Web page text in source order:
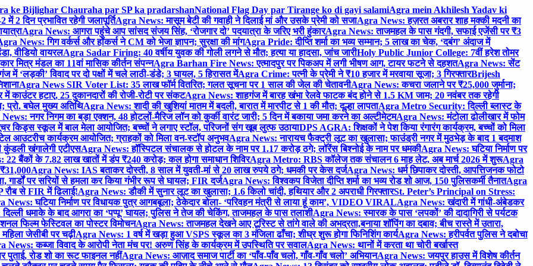
ke Bijlighar Chauraha par SP ka pradarshanNational Flag Day par Tirange ko di gayi salamiAgra mein Akhilesh Yadav ki
2 दिन प्रभावित रहेगी जलापूर्तिAgra News: मासूम बेटी की गवाही ने दिलाई मां और उसके प्रेमी को सजाAgra News: हज़रत अबरार शाह मक्की मदनी का
Agra News: आगरा पहुंचे आप सांसद संजय सिंह, ‘रोजगार दो’ पदयात्रा के जरिए भरी हुंकारAgra News: ताजमहल के पास गंदगी, सफाई एजेंसी पर ₹3
News: गिग वर्कर्स और हॉकर्स ने CM को भेजा ज्ञापन; सुरक्षा की मांगAgra Pride: दीप्ति शर्मा का भव्य सम्मान; 5 लाख का चेक, ‘दबंग’ अंदाज में
वीडियो वायरलAgra Sadar Firing: 40 वर्षीय युवक की गोली लगने से मौत; हत्या या हादसा, जांच जारीHoly Public Junior College: 7वीं हरेश तोमर
मित्र मंडल का 11वां मासिक कीर्तन संपन्नAgra Barhan Fire News: एत्मादपुर पर पिकअप में लगी भीषण आग, टायर फटने से दहशतAgra News: सेंट
‘लड़की’ विवाद पर दो पक्षों में चले लाठी-डंडे; 3 घायल, 5 हिरासत मेंAgra Crime: पत्नी के प्रेमी ने ₹10 हजार में मरवाया सूजा; 3 गिरफ्तारBrijesh
Agra News SIR Voter List: 35 लाख फॉर्म वितरित; गलत सूचना पर 1 साल की जेल की चेतावनीAgra News: कचरा जलाने पर ₹25,000 जुर्माना;
हटाए, 25 दुकानदारों की रोजी-रोटी पर संकटAgra News: शाहगंज में बारह खंभा रेलवे फाटक बंद होने से 1.5 KM जाम; 20 नवंबर तक रहेगी
प्रो. बघेल मुख्य अतिथिAgra News: शादी की खुशियां मातम में बदली, बारात में मारपीट से 1 की मौत; दूल्हा लापताAgra Metro Security: दिल्ली ब्लास्ट के
नगर निगम का बड़ा एक्शन, 48 होटलों-मैरिज लॉन को कुर्की वारंट जारी; 5 दिन में बकाया जमा करने का अल्टीमेटमAgra News: मंटोला ढोलीखार में फोम
किड्स स्कूल में बाल मेला आयोजित; बच्चों ने लगाए स्टॉल, परिजनों संग खूब लुत्फ उठायाDPS AGRA: शिक्षकों ने पेश किया रंगारंग कार्यक्रम, बच्चों को मिला
आउटरीच कार्यक्रम आयोजित; ग्राहकों को मिला वन-स्टॉप अनुभवAgra News: नारायच फैक्ट्री लूट का खुलासा; फाउंड्री नगर में मुठभेड़ के बाद 1 बदमाश
खंगालेगी एटीएसAgra News: हॉस्पिटल संचालक से होटल के नाम पर 1.17 करोड़ ठगे; लॉरेंस बिश्नोई के नाम पर धमकीAgra News: घटिया निर्माण पर
22 बैंकों के 7.82 लाख खातों में डंप ₹240 करोड़; कल होगा समाधान शिविरAgra Metro: RBS कॉलेज तक संचालन 6 माह लेट, अब मार्च 2026 में शुरूAgra
Agra News: IAS बताकर दोस्ती, 8 साल में युवती-मां से 20 लाख रुपये ठगे; धमकी पर केस दर्जAgra News: धर्म छिपाकर दोस्ती, आपत्तिजनक फोटो
गार्डों पर सरियों से हमला कर किया गंभीर रूप से घायल; FIR दर्जAgra News: विश्वकप विजेता दीप्ति शर्मा का भव्य रोड शो आज, 150 पुलिसकर्मी तैनातAgra
से FIR में ढिलाई!Agra News: डौकी में सुनार लूट का खुलासा; 1.6 किलो चांदी, हथियार और 2 अपराधी गिरफ्तारSt. Peter’s Principal on Stress:
News: घटिया निर्माण पर विधायक पुत्र आगबबूला; ठेकेदार बोला- ‘परिवहन मंत्री से लाया हूं काम’, VIDEO VIRALAgra News: खंदारी में गांधी-अंबेडकर
धमाके के बाद आगरा का ‘पप्पू’ घायल; पुलिस ने तेज की चेकिंग, ताजमहल के पास तलाशीAgra News: स्मारक के पास ‘लपकों’ की दादागिरी से पर्यटक
फिल्म फेस्टिवल का पोस्टर विमोचनAgra News: ताजमहल देखने आए टूरिस्ट से तांगे वाले की अभद्रता,बनाया शॉपिंग का दबाव; बीच रास्ते में उतारा,
जेसीबी पर चढ़ीAgra News: 1 वर्ष में खड़ा हुआ VSPS स्कूल का 3 मंजिला ढाँचा; शीघ्र शुरू होगा फिनिशिंग कार्यAgra News: हरीपर्वत पुलिस ने दबोचा
News: कब्जा विवाद के आरोपी नेता मंच पर! अरुण सिंह के कार्यक्रम में उपस्थिति पर सवालAgra News: थानों में करता था चोरी बर्खास्त
पुताई, रोड शो का रूट फाइनल नहींAgra News: आज़ाद समाज पार्टी का ‘पाँव-पाँव चलो, गाँव-गाँव चलो’ अभियानAgra News: जयपुर हाउस में विशेष कीर्तन